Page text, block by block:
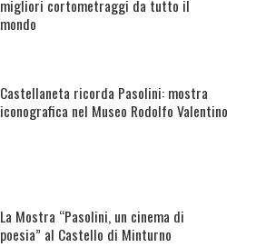
migliori cortometraggi da tutto il
mondo
Castellaneta ricorda Pasolini: mostra
iconografica nel Museo Rodolfo Valentino
La Mostra “Pasolini, un cinema di
poesia” al Castello di Minturno